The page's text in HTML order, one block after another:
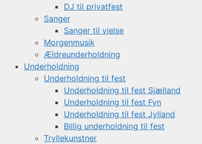
DJ til privatfest
Sanger
Sanger til vielse
Morgenmusik
Ældreunderholdning
Underholdning
Underholdning til fest
Underholdning til fest Sjælland
Underholdning til fest Fyn
Underholdning til fest Jylland
Billig underholdning til fest
Tryllekunstner